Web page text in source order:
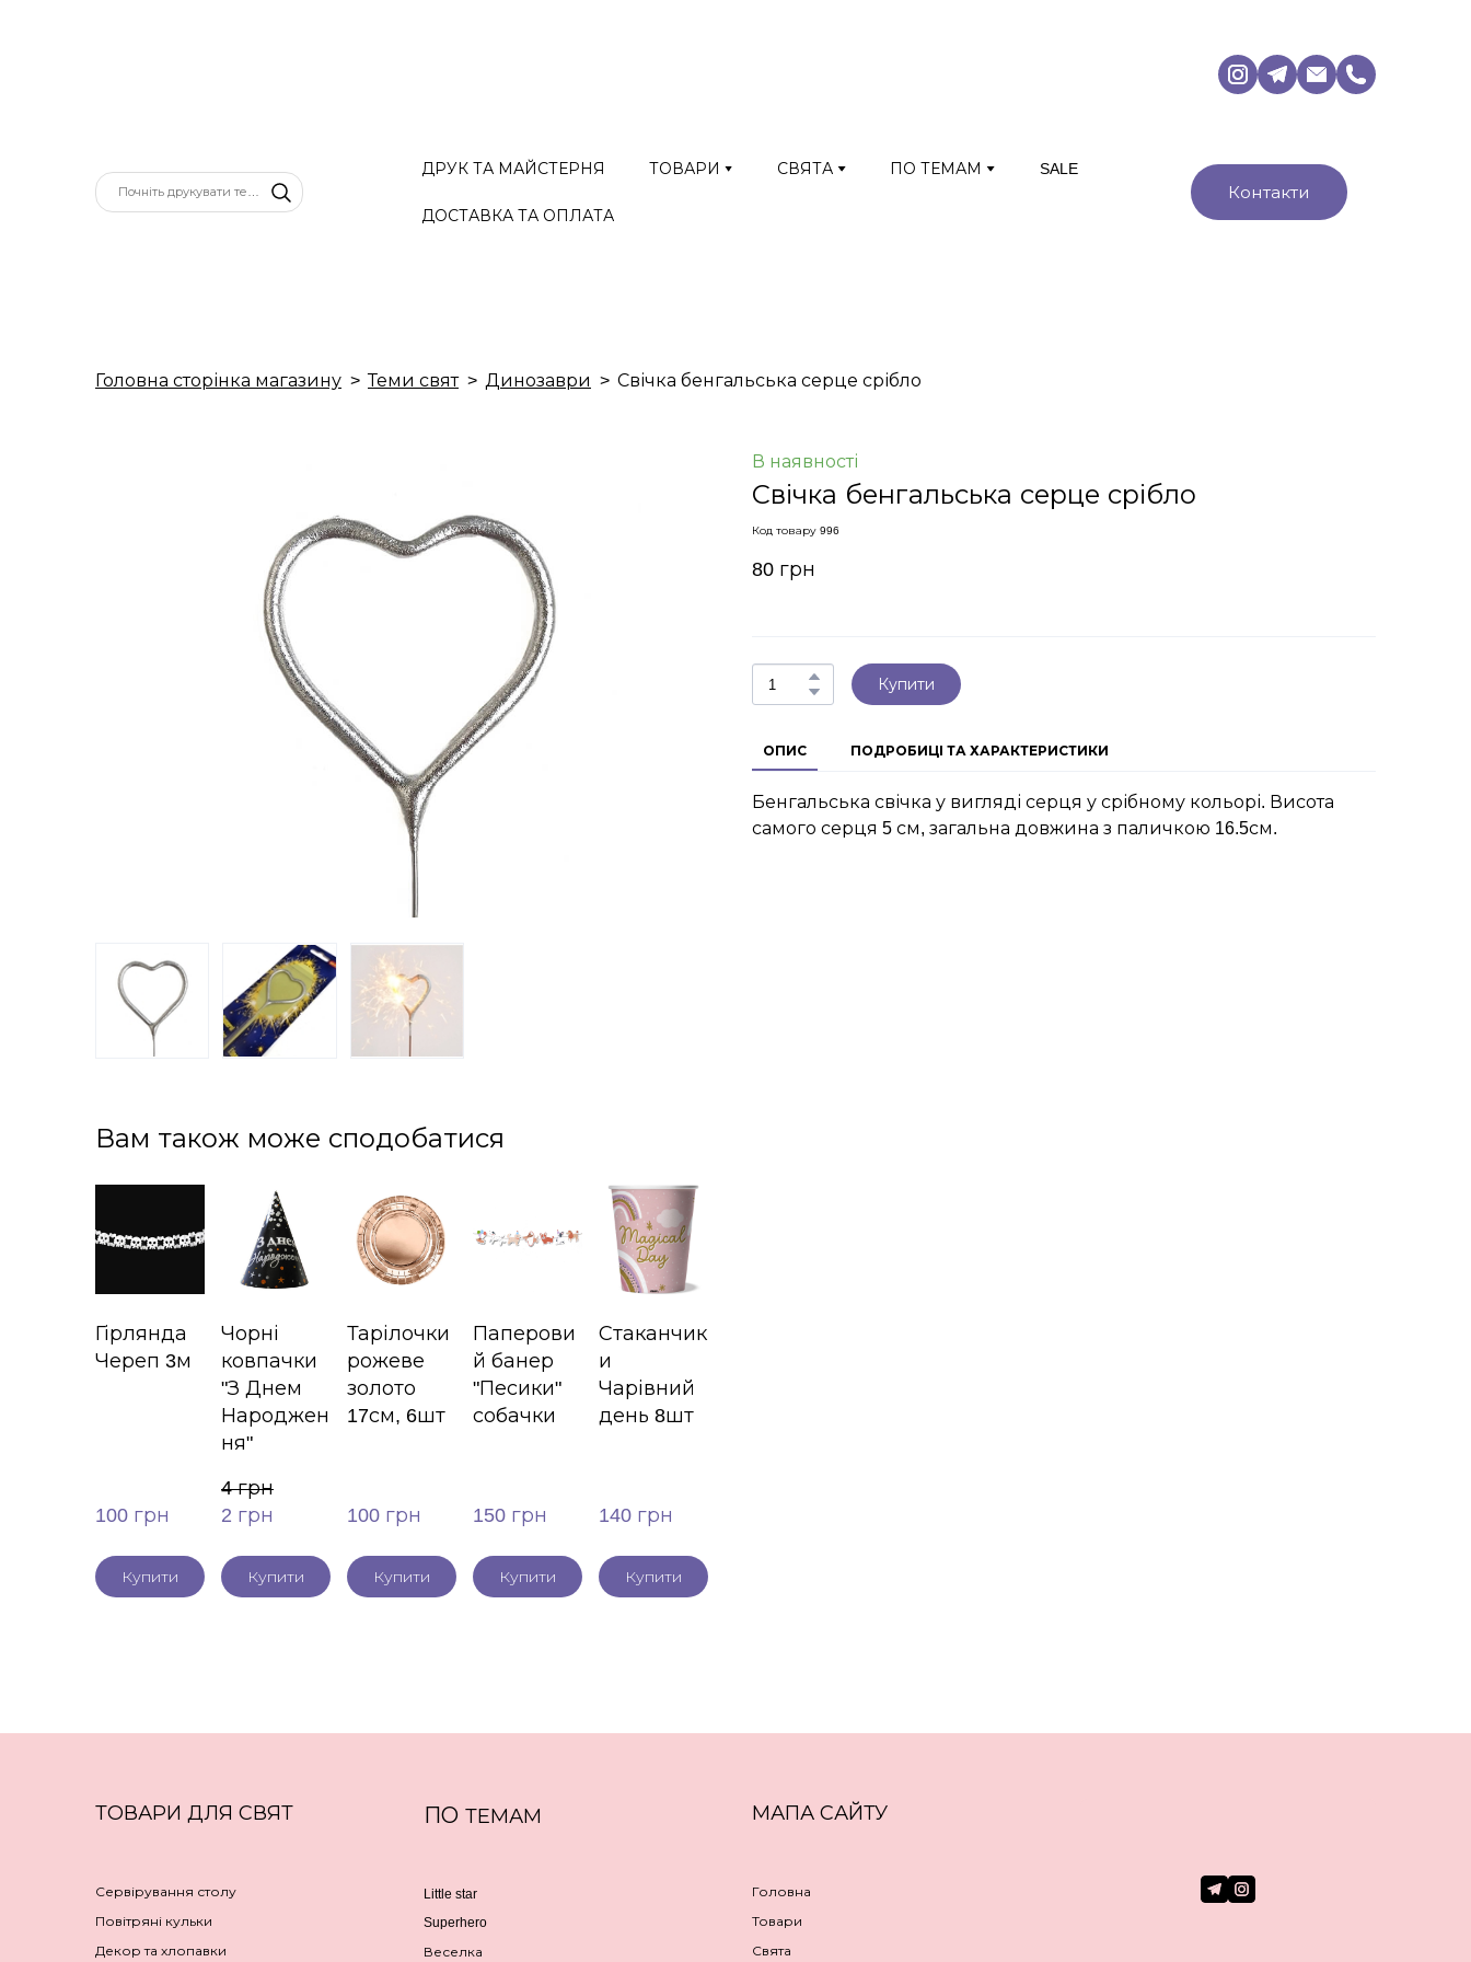
ДРУК ТА МАЙСТЕРНЯ ТОВАРИ СВЯТА ПО ТЕМАМ SALE
ДОСТАВКА ТА ОПЛАТА
Контакти
Головна сторінка магазину Теми свят Динозаври Свічка бенгальська серце срібло
В наявності
Свічка бенгальська серце срібло
Код товару 996
80 грн
Купити
ОПИС ПОДРОБИЦІ ТА ХАРАКТЕРИСТИКИ
Бенгальська свічка у вигляді серця у срібному кольорі. Висота
самого серця 5 см, загальна довжина з паличкою 16.5см.
Вам також може сподобатися
Гірлянда
Череп 3м
100 грн
Купити
Чорні
ковпачки
"З Днем
Народжен
ня"
4 грн
2 грн
Купити
Тарілочки
рожеве
золото
17см, 6шт
100 грн
Купити
Паперови
й банер
"Песики"
собачки
150 грн
Купити
Стаканчик
и
Чарівний
день 8шт
140 грн
Купити
ТОВАРИ ДЛЯ СВЯТ
Сервірування столу
Повітряні кульки
Декор та хлопавки
ПО ТЕМАМ
Little star
Superhero
Веселка
МАПА САЙТУ
Головна
Товари
Свята